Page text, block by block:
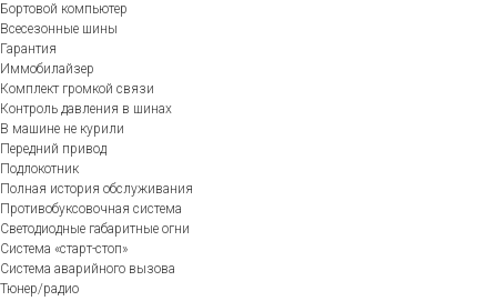
Бортовой компьютер
Всесезонные шины
Гарантия
Иммобилайзер
Комплект громкой связи
Контроль давления в шинах
В машине не курили
Передний привод
Подлокотник
Полная история обслуживания
Противобуксовочная система
Светодиодные габаритные огни
Система «старт-стоп»
Система аварийного вызова
Тюнер/радио